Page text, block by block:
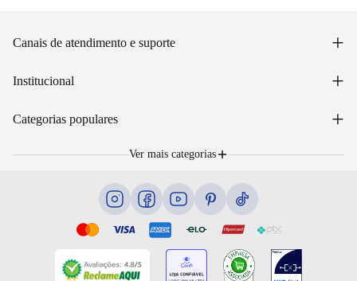
Canais de atendimento e suporte +
Acompanhar pedido
Email: sac@lojasunilar.com.br
Institucional +
Política de entregas
Portal de Vagas
Categorias populares +
Ver mais categorias